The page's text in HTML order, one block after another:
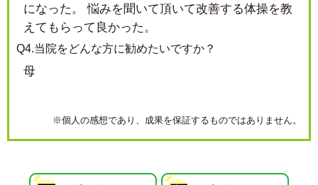
になった。 悩みを聞いて頂いて改善する体操を教
えてもらって良かった。
Q4.当院をどんな方に勧めたいですか？
母
※個人の感想であり、成果を保証するものではありません。